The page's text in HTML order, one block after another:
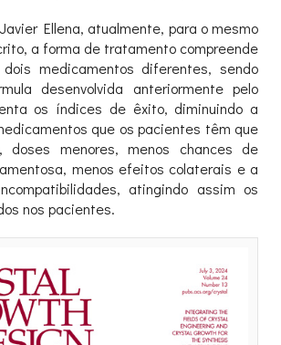
Ellena, atualmente, para o mesmo
a forma de tratamento compreende
medicamentos diferentes, sendo
desenvolvida anteriormente pelo
os índices de êxito, diminuindo a
que os pacientes têm que
doses menores, menos chances de
menos efeitos colaterais e a
atingindo assim os
nos pacientes.